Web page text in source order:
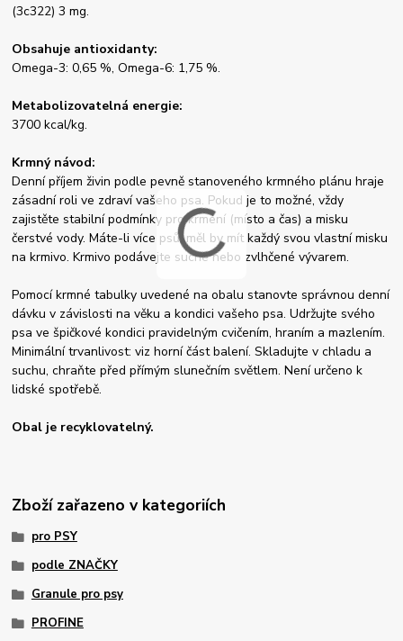
(3c322) 3 mg.
Obsahuje antioxidanty:
Omega-3: 0,65 %, Omega-6: 1,75 %.
Metabolizovatelná energie:
3700 kcal/kg.
Krmný návod:
Denní příjem živin podle pevně stanoveného krmného plánu hraje
zásadní roli ve zdraví vašeho psa. Pokud je to možné, vždy
zajistěte stabilní podmínky pro krmení (místo a čas) a misku
čerstvé vody. Máte-li více psů, měl by mít každý svou vlastní misku
na krmivo. Krmivo podávejte suché nebo zvlhčené vývarem.
Pomocí krmné tabulky uvedené na obalu stanovte správnou denní
dávku v závislosti na věku a kondici vašeho psa. Udržujte svého
psa ve špičkové kondici pravidelným cvičením, hraním a mazlením.
Minimální trvanlivost: viz horní část balení. Skladujte v chladu a
suchu, chraňte před přímým slunečním světlem. Není určeno k
lidské spotřebě.
Obal je recyklovatelný.
Zboží zařazeno v kategoriích
pro PSY
podle ZNAČKY
Granule pro psy
PROFINE